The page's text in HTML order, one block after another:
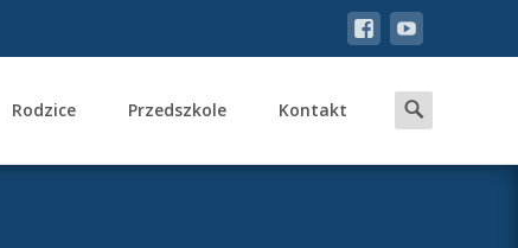
Rodzice Przedszkole Kontakt
Search
for: